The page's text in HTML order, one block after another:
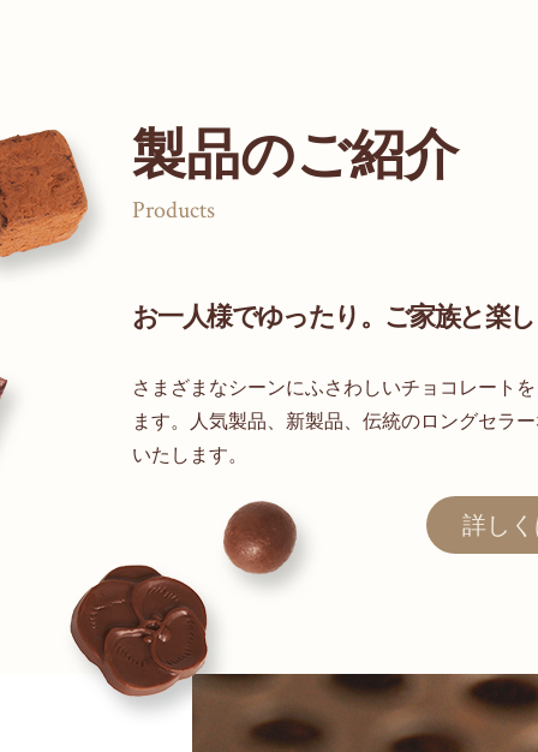
製品のご紹介
Products
お一人様でゆったり。ご家族と楽
さまざまなシーンにふさわしいチョコレート
ます。人気製品、新製品、伝統のロングセラ
いたします。
詳し